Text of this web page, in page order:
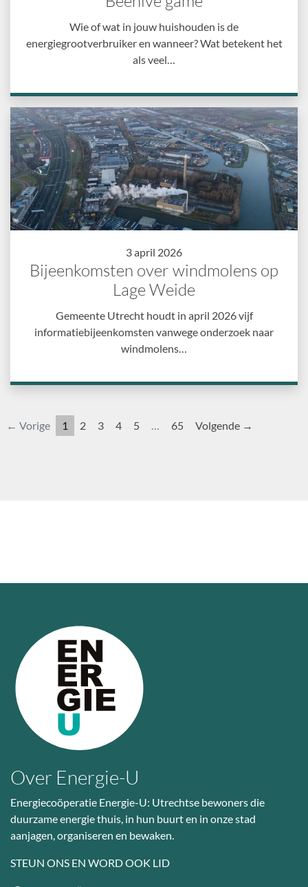
Wie of wat in jouw huishouden is de
energiegrootverbruiker en wanneer? Wat betekent het
als veel…
3 april 2026
Bijeenkomsten over windmolens op
Lage Weide
Gemeente Utrecht houdt in april 2026 vijf
informatiebijeenkomsten vanwege onderzoek naar
windmolens…
← Vorige 1 2 3 4 5 … 65 Volgende →
Over Energie-U
Energiecoöperatie Energie-U: Utrechtse bewoners die
duurzame energie thuis, in hun buurt en in onze stad
aanjagen, organiseren en bewaken.
STEUN ONS EN WORD OOK LID